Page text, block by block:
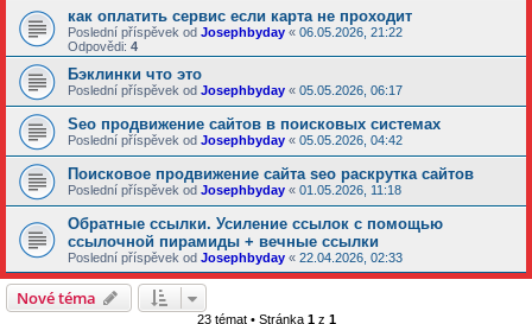
как оплатить сервис если карта не проходит
Poslední příspěvek od Josephbyday « 06.05.2026, 21:22
Odpovědi: 4
Бэклинки что это
Poslední příspěvek od Josephbyday « 05.05.2026, 06:17
Seo продвижение сайтов в поисковых системах
Poslední příspěvek od Josephbyday « 05.05.2026, 04:42
Поисковое продвижение сайта seo раскрутка сайтов
Poslední příspěvek od Josephbyday « 01.05.2026, 11:18
Обратные ссылки. Усиление ссылок с помощью
ссылочной пирамиды + вечные ссылки
Poslední příspěvek od Josephbyday « 22.04.2026, 02:33
Nové téma
23 témat • Stránka 1z 1